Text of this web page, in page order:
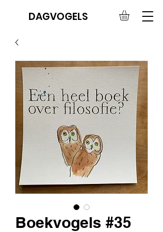
DAGVOGELS
Boekvogels #35